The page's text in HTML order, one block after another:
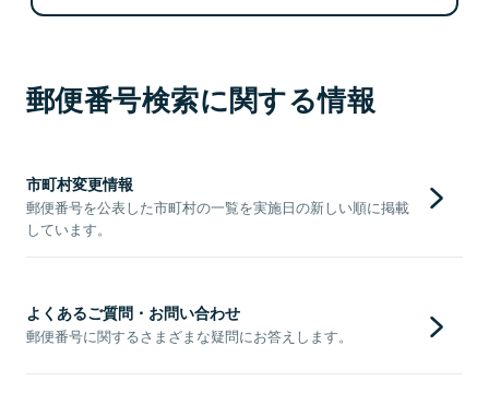
郵便番号検索に関する情報
市町村変更情報
郵便番号を公表した市町村の一覧を実施日の新しい順に掲載
しています。
よくあるご質問・お問い合わせ
郵便番号に関するさまざまな疑問にお答えします。